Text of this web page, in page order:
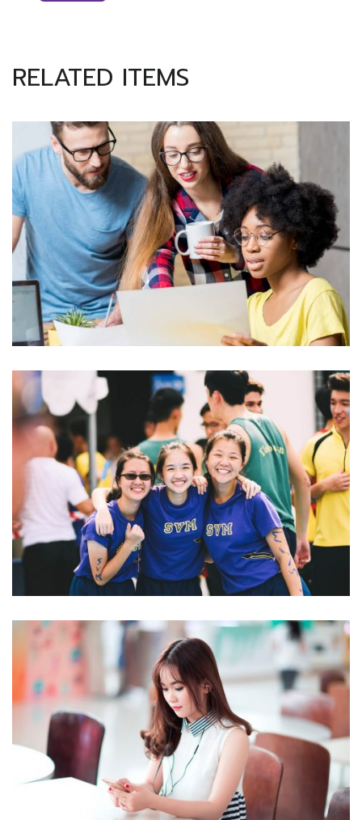
RELATED ITEMS
QUOD OFFICIIS
Language
NEC SOLUM
Language
NOVUM INERMIS
Language